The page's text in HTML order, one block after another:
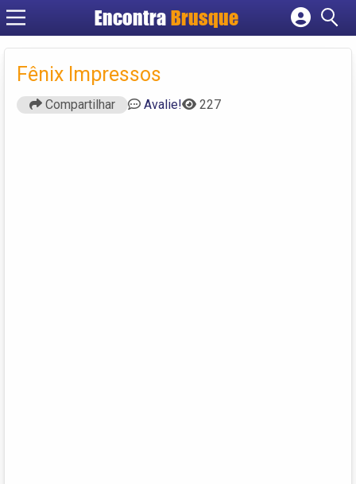
EncontraBrusque
Cadastrar empresa
Fênix Impressos
Compartilhar Avalie! 227